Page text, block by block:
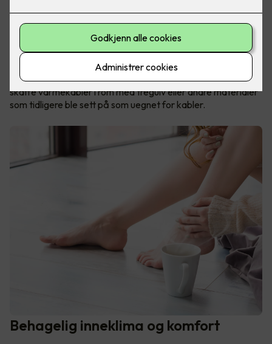
og soverommet også.
Nexans MILLICABLE™ og MILLICLICK™ er et moderne
gulvvarme-system som kan installeres direkte under
parkett- eller laminatgulv. Dette gjør det endelig enkelt å
skaffe varmekabler i rom med tregulv eller andre materialer
som tidligere ble sett på som uegnet for kabler.
Behagelig inneklima og komfort